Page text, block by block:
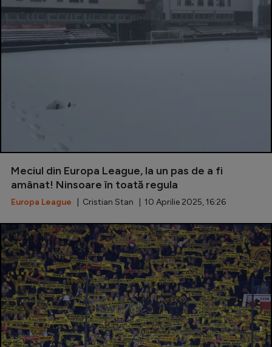
Meciul din Europa League, la un pas de a fi
amânat! Ninsoare în toată regula
Europa League | Cristian Stan | 10 Aprilie 2025, 16:26